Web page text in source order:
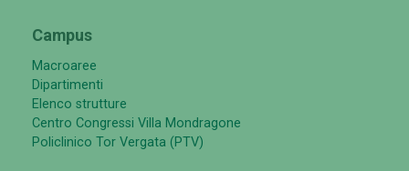
Campus
Macroaree
Dipartimenti
Elenco strutture
Centro Congressi Villa Mondragone
Policlinico Tor Vergata (PTV)